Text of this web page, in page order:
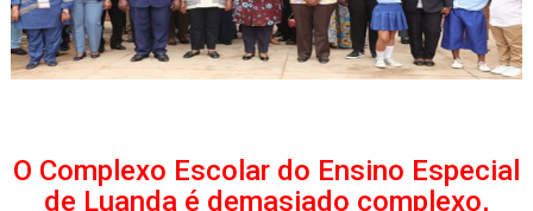
O Complexo Escolar do Ensino Especial
de Luanda é demasiado complexo,